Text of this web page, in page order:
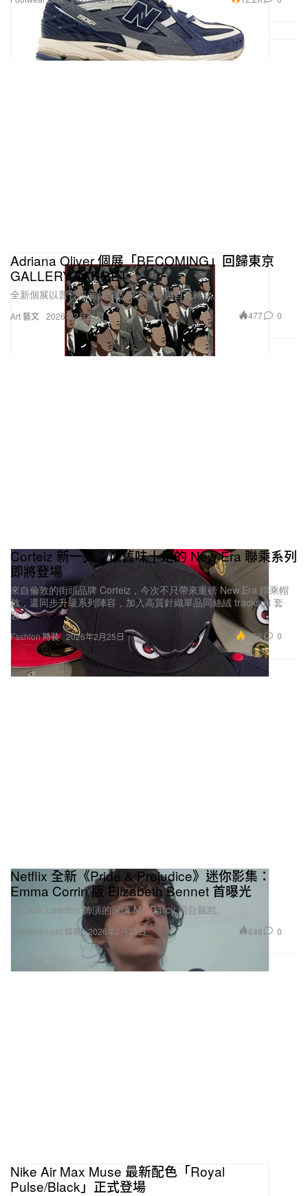
Art 藝文
Adriana Oliver 個展「BECOMING」回歸東京
GALLERY TARGET
全新個展以普普風新作深入探索身份與自我轉化。
2026年2月25日 477 0
Fashion 時裝
Corteiz 新一彈：懷舊味十足的 New Era 聯乘系列
即將登場
來自倫敦的街頭品牌 Corteiz，今次不只帶來重磅 New Era 聯乘帽
款，還同步升級系列陣容，加入高質針織單品同絲絨 tracksuit 套
裝。
2026年2月25日 7.3K 0
Entertainment 娛樂
Netflix 全新《Pride & Prejudice》迷你影集：
Emma Corrin 版 Elizabeth Bennet 首曝光
與 Jack Lowden 飾演的深情 Mr. Darcy 同台飆戲。
2026年2月25日 648 0
Nike Air Max Muse 最新配色「Royal
Pulse/Black」正式登場